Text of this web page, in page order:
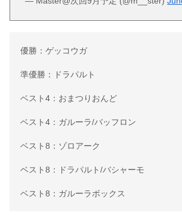
優勝：ゲッコウガ
準優勝：ドラパルト
ベスト4：おまつりおんど
ベスト4：ガルーラ/バッフロン
ベスト8：ゾロアーク
ベスト8：ドラパルト/バシャーモ
ベスト8：ガルーラボックス